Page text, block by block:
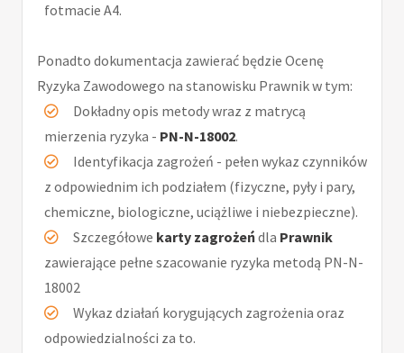
fotmacie A4.
Ponadto dokumentacja zawierać będzie Ocenę
Ryzyka Zawodowego na stanowisku Prawnik w tym:
Dokładny opis metody wraz z matrycą
mierzenia ryzyka - PN-N-18002.
Identyfikacja zagrożeń - pełen wykaz czynników
z odpowiednim ich podziałem (fizyczne, pyły i pary,
chemiczne, biologiczne, uciążliwe i niebezpieczne).
Szczegółowe karty zagrożeńdla Prawnik
zawierające pełne szacowanie ryzyka metodą PN-N-
18002
Wykaz działań korygujących zagrożenia oraz
odpowiedzialności za to.